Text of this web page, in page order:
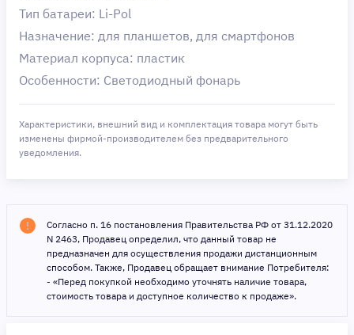
Тип батареи: Li-Pol
Назначение: для планшетов, для смартфонов
Материал корпуса: пластик
Особенности: Светодиодный фонарь
Характеристики, внешний вид и комплектация товара могут быть
изменены фирмой-производителем без предварительного
уведомления.
Согласно п. 16 постановления Правительства РФ от 31.12.2020
N 2463, Продавец определил, что данный товар не
предназначен для осуществления продажи дистанционным
способом. Также, Продавец обращает внимание Потребителя:
- «Перед покупкой необходимо уточнять наличие товара,
стоимость товара и доступное количество к продаже».